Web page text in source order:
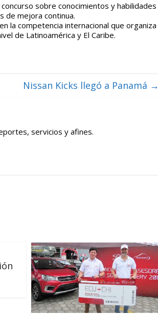
sobre conocimientos y habilidades
de mejora continua.
la competencia internacional que organiza
de Latinoamérica y El Caribe.
Nissan Kicks llegó a Panamá →
servicios y afines.